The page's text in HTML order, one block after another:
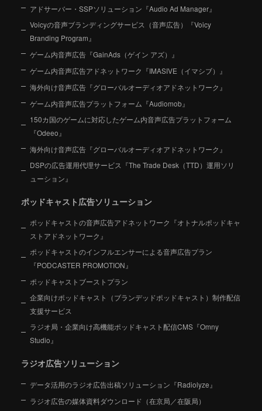
アドサーバー・SSPソリューション『Audio Ad Manager』
Voicyの音声ブランディングサービス（音声広告）『Voicy
Branding Program』
ゲーム内音声広告『GainAds（ゲイン アズ）』
ゲーム内音声広告アドネットワーク『IMASIVE（イマシブ）』
海外向け音声広告『グローバルオーディオアドネットワーク』
ゲーム内音声広告プラットフォーム『Audiomob』
150カ国のゲームに対応したゲーム内音声広告プラットフォーム
『Odeeo』
海外向け音声広告『グローバルオーディオアドネットワーク』
DSPの広告運用代理サービス『The Trade Desk（TTD）運用ソリ
ューション』
ポッドキャスト広告ソリューション
ポッドキャストの音声広告アドネットワーク『オトナルポッドキャ
ストアドネットワーク』
ポッドキャストのインフルエンサーによる音声広告プラン
『PODCASTER PROMOTION』
ポッドキャストブーストプラン
企業向けポッドキャスト（ブランデッドポッドキャスト）制作配信
支援サービス
ラジオ局・企業向け高機能ポッドキャスト配信CMS『Omny
Studio』
ラジオ広告ソリューション
データ活用のラジオ広告出稿ソリューション『Radiolyze』
ラジオ広告の媒体資料ダウンロード（在京局／在阪局）